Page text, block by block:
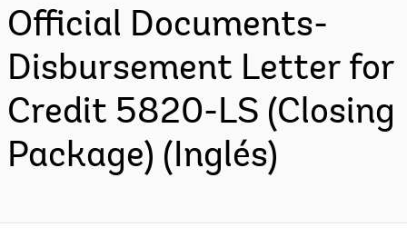
Official Documents-
Disbursement Letter for
Credit 5820-LS (Closing
Package) (Inglés)